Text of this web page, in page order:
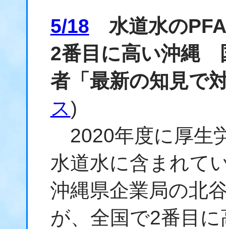
5/18 水道水の
2番目に高い沖縄
者「最新の知見で
ス)
2020年度に厚生
水道水に含まれて
沖縄県企業局の北
が、全国で2番目